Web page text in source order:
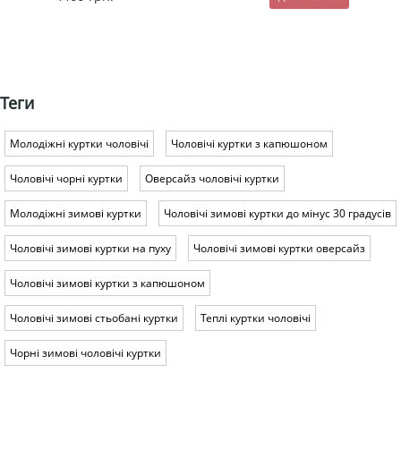
Теги
Молодіжні куртки чоловічі Чоловічі куртки з капюшоном
Чоловічі чорні куртки Оверсайз чоловічі куртки
Молодіжні зимові куртки Чоловічі зимові куртки до мінус 30 градусів
Чоловічі зимові куртки на пуху Чоловічі зимові куртки оверсайз
Чоловічі зимові куртки з капюшоном
Чоловічі зимові стьобані куртки Теплі куртки чоловічі
Чорні зимові чоловічі куртки